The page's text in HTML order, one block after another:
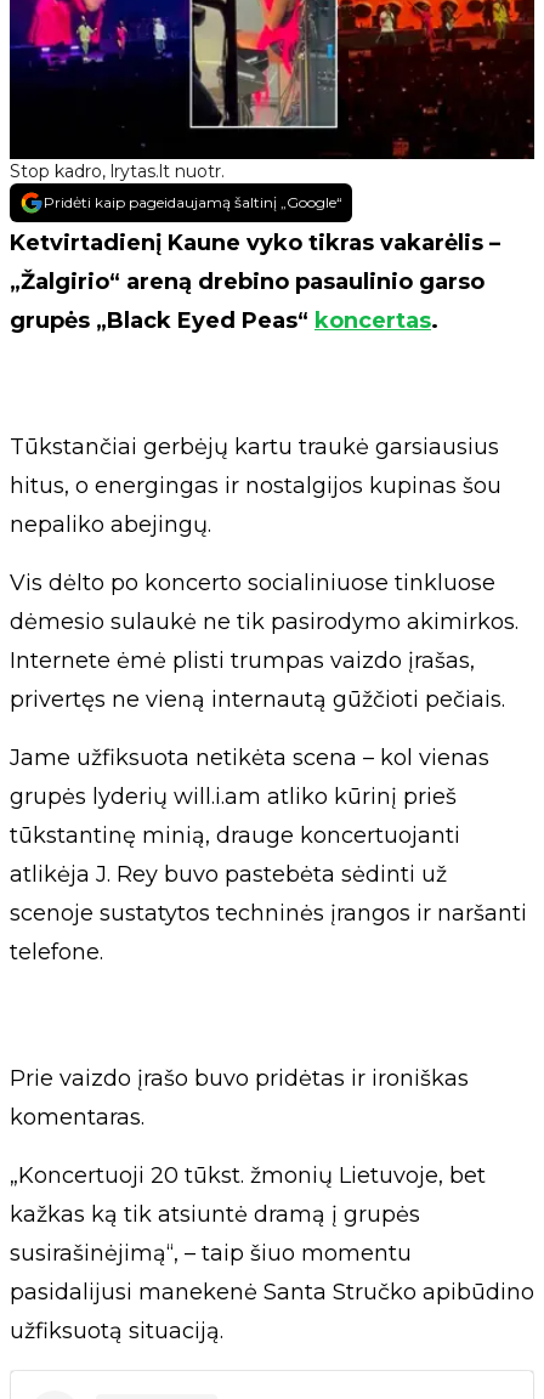
Stop kadro, lrytas.lt nuotr.
Pridėti kaip pageidaujamą šaltinį „Google“
Ketvirtadienį Kaune vyko tikras vakarėlis –
„Žalgirio“ areną drebino pasaulinio garso
grupės „Black Eyed Peas“ koncertas.
Tūkstančiai gerbėjų kartu traukė garsiausius
hitus, o energingas ir nostalgijos kupinas šou
nepaliko abejingų.
Vis dėlto po koncerto socialiniuose tinkluose
dėmesio sulaukė ne tik pasirodymo akimirkos.
Internete ėmė plisti trumpas vaizdo įrašas,
privertęs ne vieną internautą gūžčioti pečiais.
Jame užfiksuota netikėta scena – kol vienas
grupės lyderių will.i.am atliko kūrinį prieš
tūkstantinę minią, drauge koncertuojanti
atlikėja J. Rey buvo pastebėta sėdinti už
scenoje sustatytos techninės įrangos ir naršanti
telefone.
Prie vaizdo įrašo buvo pridėtas ir ironiškas
komentaras.
„Koncertuoji 20 tūkst. žmonių Lietuvoje, bet
kažkas ką tik atsiuntė dramą į grupės
susirašinėjimą“, – taip šiuo momentu
pasidalijusi manekenė Santa Stručko apibūdino
užfiksuotą situaciją.